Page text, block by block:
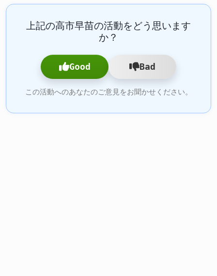
上記の高市早苗の活動をどう思います
か？
Good Bad
この活動へのあなたのご意見をお聞かせください。